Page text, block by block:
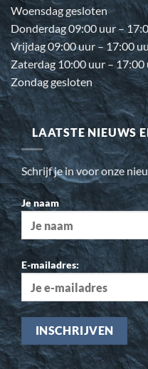
Woensdag gesloten
Donderdag 09:00 uur –
Vrijdag 09:00 uur – 17:00
Zaterdag 10:00 uur – 17:00
Zondag gesloten
LAATSTE NIEUWS
Schrijf je in voor onze
Je naam
E-mailadres: